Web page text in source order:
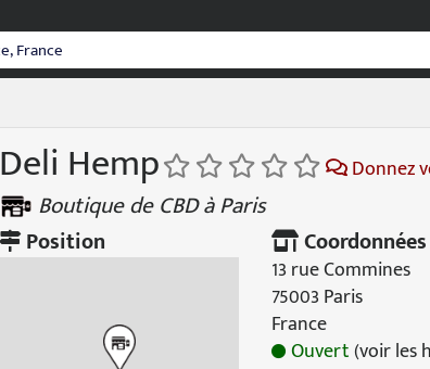
Deli Hemp Donnez
Boutique de CBD à Paris
Position Coordonnées
13 rue Commines
75003 Paris
France
Ouvert(voir les